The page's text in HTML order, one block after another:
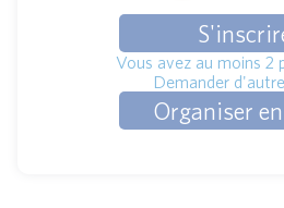
Vous avez au moins 2
Demander
Organiser